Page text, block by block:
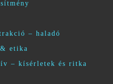
– haladó
etika
– kísérletek és ritka